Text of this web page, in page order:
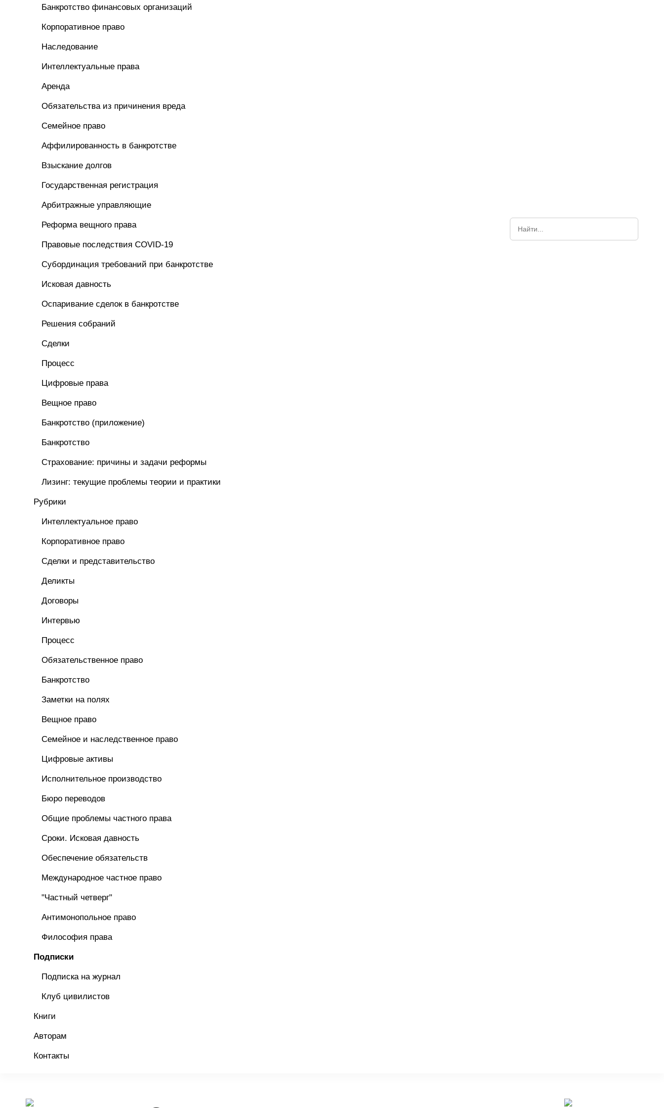
Банкротство финансовых организаций
Корпоративное право
Наследование
Интеллектуальные права
Аренда
Обязательства из причинения вреда
Семейное право
Аффилированность в банкротстве
Взыскание долгов
Государственная регистрация
Арбитражные управляющие
Реформа вещного права
Правовые последствия COVID-19
Субординация требований при банкротстве
Исковая давность
Оспаривание сделок в банкротстве
Решения собраний
Сделки
Процесс
Цифровые права
Вещное право
Банкротство (приложение)
Банкротство
Страхование: причины и задачи реформы
Лизинг: текущие проблемы теории и практики
Рубрики
Интеллектуальное право
Корпоративное право
Сделки и представительство
Деликты
Договоры
Интервью
Процесс
Обязательственное право
Банкротство
Заметки на полях
Вещное право
Семейное и наследственное право
Цифровые активы
Исполнительное производство
Бюро переводов
Общие проблемы частного права
Сроки. Исковая давность
Обеспечение обязательств
Международное частное право
"Частный четверг"
Антимонопольное право
Философия права
Подписки
Подписка на журнал
Клуб цивилистов
Книги
Авторам
Контакты